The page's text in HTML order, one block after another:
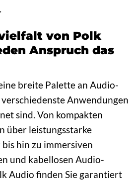
von Polk
Anspruch das
breite Palette an Audio-
Anwendungen
sind. Von kompakten
über leistungsstarke
bis hin zu immersiven
und kabellosen Audio-
Audio finden Sie garantiert